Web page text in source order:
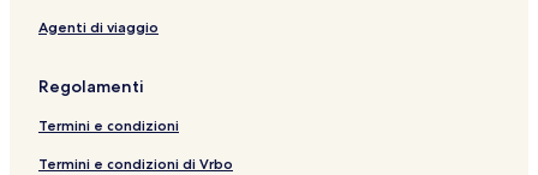
e
e
n
i
i
l
a
s
H
Agenti di viaggio
Regolamenti
Termini e condizioni
Termini e condizioni di Vrbo